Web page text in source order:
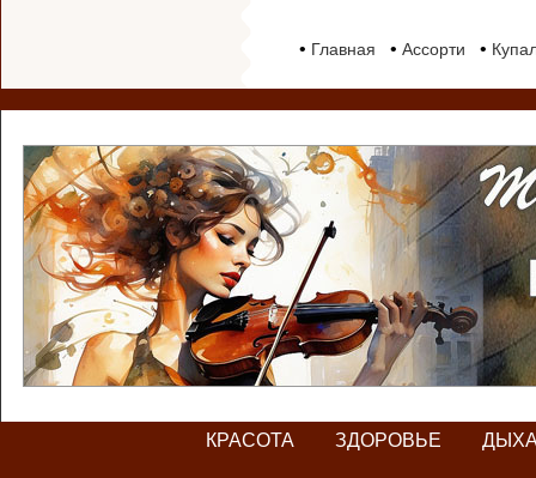
• Главная • Ассорти •
КРАСОТА ЗДОРОВЬЕ